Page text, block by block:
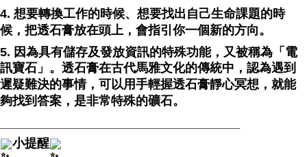
4. 想要轉換工作的時候、想要找出自己生命課題的時
候，把透石膏放在頭上，會指引你一個新的方向。
5. 因為具有儲存及發放資訊的特殊功能，又被稱為「電
訊寶石」。透石膏在古代馬雅文化的傳統中，認為遇到
遲疑難決的事情，可以用手輕握透石膏靜心冥想，就能
夠找到答案，是非常特殊的礦石。
小提醒